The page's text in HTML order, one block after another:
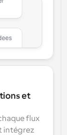
et
flux
intégrez